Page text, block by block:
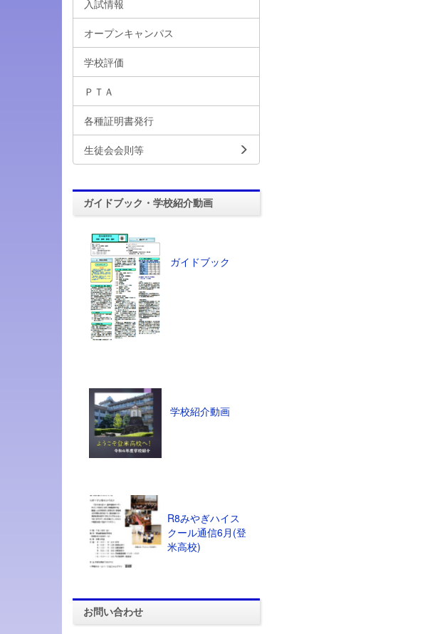
入試情報
オープンキャンパス
学校評価
ＰＴＡ
各種証明書発行
生徒会会則等
ガイドブック・学校紹介動画
ガイドブック
学校紹介動画
R8みやぎハイス
クール通信6月(登
米高校)
お問い合わせ